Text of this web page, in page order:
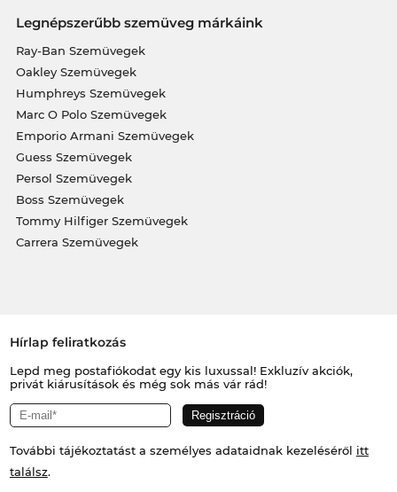
Legnépszerűbb szemüveg márkáink
Ray-Ban Szemüvegek
Oakley Szemüvegek
Humphreys Szemüvegek
Marc O Polo Szemüvegek
Emporio Armani Szemüvegek
Guess Szemüvegek
Persol Szemüvegek
Boss Szemüvegek
Tommy Hilfiger Szemüvegek
Carrera Szemüvegek
Hírlap feliratkozás
Lepd meg postafiókodat egy kis luxussal! Exkluzív akciók,
privát kiárusítások és még sok más vár rád!
További tájékoztatást a személyes adataidnak kezeléséről itt
találsz.